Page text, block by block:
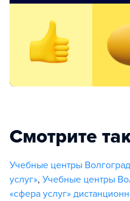
Смотрите
Учебные центры
услуг», Учебные центры
«сфера услуг»